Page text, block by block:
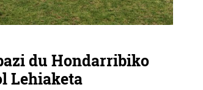
du Hondarribiko
Lehiaketa